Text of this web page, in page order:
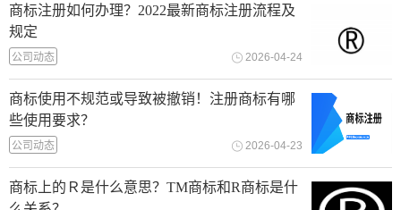
商标注册如何办理？2022最新商标注册流程及
规定
2026-04-24
公司动态
商标使用不规范或导致被撤销！注册商标有哪
些使用要求？
2026-04-23
公司动态
商标上的Ｒ是什么意思？TM商标和R商标是什